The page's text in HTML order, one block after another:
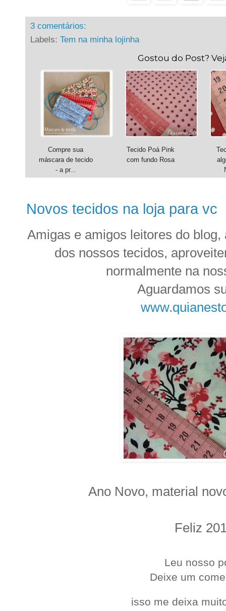
3 comentários:
Labels: Tem na minha lojinha
Gostou do Post?
Compre sua
máscara de tecido
- a pr...
Tecido Poá Pink
com fundo Rosa
Novos tecidos na loja para vc
Amigas e amigos leitores do
dos nossos tecidos,
normalmente na
Aguardamos
Ano Novo, material
Feliz
Leu nosso
Deixe um
isso me deixa